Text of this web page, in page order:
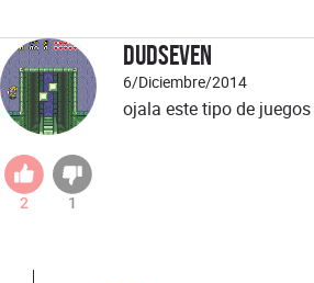
dudSeven
6/Diciembre/2014
2 1
ojala este tipo de